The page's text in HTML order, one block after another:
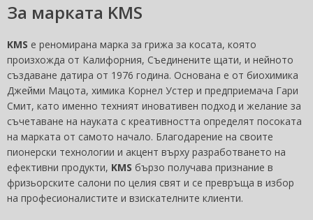
За марката KMS
KMS е реномирана марка за грижа за косата, която
произхожда от Калифорния, Съединените щати, и нейното
създаване датира от 1976 година. Основана е от биохимика
Джейми Мацота, химика Корнел Устер и предприемача Гари
Смит, като именно техният иновативен подход и желание за
съчетаване на науката с креативността определят посоката
на марката от самото начало. Благодарение на своите
пионерски технологии и акцент върху разработването на
ефективни продукти, KMS бързо получава признание в
фризьорските салони по целия свят и се превръща в избор
на професионалистите и взискателните клиенти.